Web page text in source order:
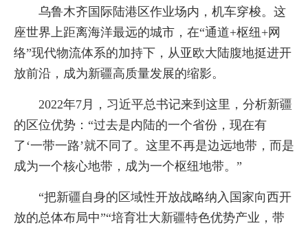
乌鲁木齐国际陆港区作业场内，机车穿梭。这
座世界上距离海洋最远的城市，在“通道+枢纽+网
络”现代物流体系的加持下，从亚欧大陆腹地挺进开
放前沿，成为新疆高质量发展的缩影。
2022年7月，习近平总书记来到这里，分析新疆
的区位优势：“过去是内陆的一个省份，现在有
了‘一带一路’就不同了。这里不再是边远地带，而是
成为一个核心地带，成为一个枢纽地带。”
“把新疆自身的区域性开放战略纳入国家向西开
放的总体布局中”“培育壮大新疆特色优势产业，带